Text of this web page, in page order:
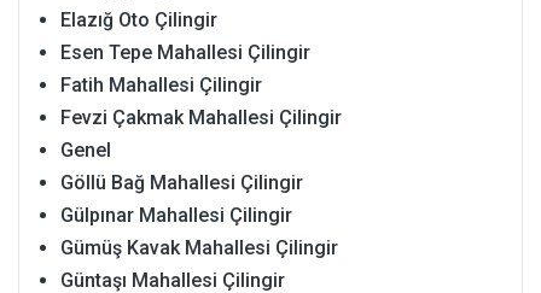
Elazığ Oto Çilingir
Esen Tepe Mahallesi Çilingir
Fatih Mahallesi Çilingir
Fevzi Çakmak Mahallesi Çilingir
Genel
Göllü Bağ Mahallesi Çilingir
Gülpınar Mahallesi Çilingir
Gümüş Kavak Mahallesi Çilingir
Güntaşı Mahallesi Çilingir